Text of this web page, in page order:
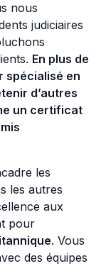
nous
judiciaires
En plus de
spécialisé en
d’autres
un certificat
les
les autres
aux
pour
. Vous
des équipes